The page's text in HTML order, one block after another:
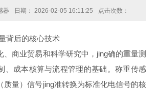
器 日期： 2026-02-05 16:11:25 点击次数：
背后的核心技术
、商业贸易和科学研究中，jing确的重量测
、成本核算与流程管理的基础。称重传感
质量）信号jing准转换为标准化电信号的核